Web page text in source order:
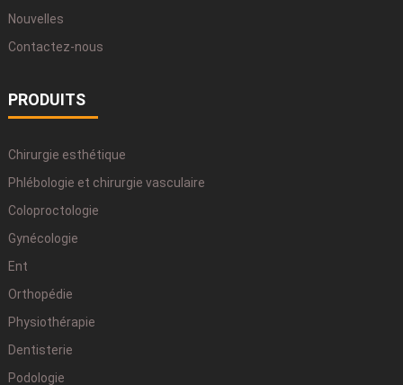
Nouvelles
Contactez-nous
PRODUITS
Chirurgie esthétique
Phlébologie et chirurgie vasculaire
Coloproctologie
Gynécologie
Ent
Orthopédie
Physiothérapie
Dentisterie
Podologie